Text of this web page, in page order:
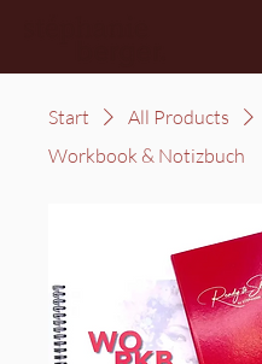
Start
All Products
Workbook & Notizbuch